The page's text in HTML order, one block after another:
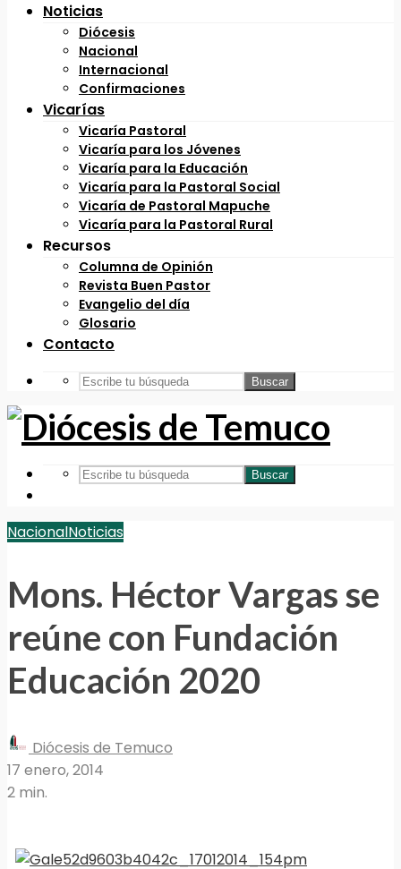
Noticias
Diócesis
Nacional
Internacional
Confirmaciones
Vicarías
Vicaría Pastoral
Vicaría para los Jóvenes
Vicaría para la Educación
Vicaría para la Pastoral Social
Vicaría de Pastoral Mapuche
Vicaría para la Pastoral Rural
Recursos
Columna de Opinión
Revista Buen Pastor
Evangelio del día
Glosario
Contacto
Buscar
Buscar
NacionalNoticias
Mons. Héctor Vargas se
reúne con Fundación
Educación 2020
Diócesis de Temuco
17 enero, 2014
2 min.